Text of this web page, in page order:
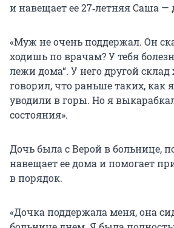
и навещает ее 27‑летняя Саша —
«Муж не очень поддержал. Он
ходишь по врачам? У тебя
лежи дома“. У него другой склад
говорил, что раньше таких, как
уводили в горы. Но я
состояния».
Дочь была с Верой в больнице,
навещает ее дома и помогает
в порядок.
«Дочка поддержала меня, она